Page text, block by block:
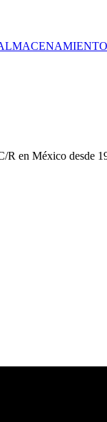
en México desde